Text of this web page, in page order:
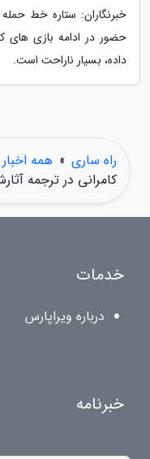
خبرنگاران: ستاره خط حمله
حضور در ادامه بازی
داده، بسیار ناراحت است.
راه ساری » همه
کامرانی در ترجمه
خدمات
درباره ویراپارس
خبرنامه